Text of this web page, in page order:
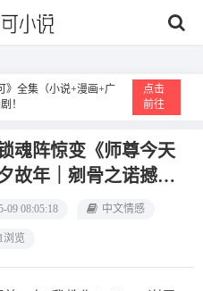
》全集（小说+漫画+广
！
点击
前往
魂阵惊变《师尊今天
故年｜剜骨之诺撼动
榜
09 08:05:18 中文情感
浏览